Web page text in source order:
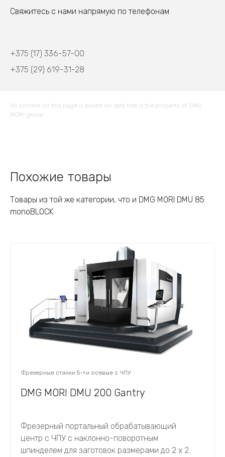
Свяжитесь с нами напрямую по телефонам
+375 (17) 336-57-00
+375 (29) 619-31-28
All content on this page is based on data that is the property of DMG
MORI group.
Похожие товары
Товары из той же категории, что и DMG MORI DMU 85
monoBLOCK
Фрезерные станки 5-ти осевые с ЧПУ
DMG MORI DMU 200 Gantry
Фрезерный портальный обрабатывающий
центр с ЧПУ с наклонно-поворотным
шпинделем для заготовок размерами до 2 х 2